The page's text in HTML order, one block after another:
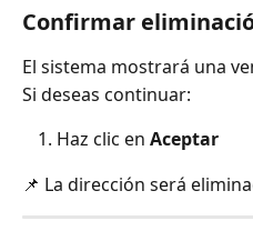
Confirmar
El sistema mostrará una
Si deseas continuar:
Haz clic en Aceptar
📌 La dirección será